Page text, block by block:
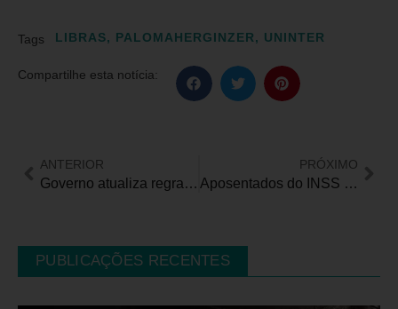
Tags LIBRAS, PALOMAHERGINZER, UNINTER
Compartilhe esta notícia:
ANTERIOR
Governo atualiza regras do Benefício de Prestação Continuada para idosos e pessoas com deficiência
PRÓXIMO
Aposentados do INSS podem participar do programa Voa Brasil
PUBLICAÇÕES RECENTES